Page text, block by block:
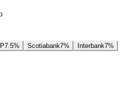
7.5% Scotiabank7% Interbank7%